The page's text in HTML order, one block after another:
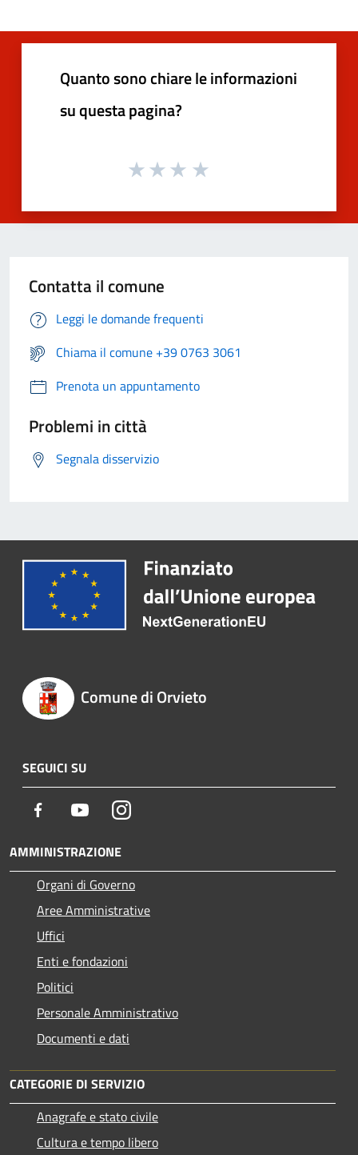
Quanto sono chiare le informazioni
su questa pagina?
Contatta il comune
Leggi le domande frequenti
Chiama il comune +39 0763 3061
Prenota un appuntamento
Problemi in città
Segnala disservizio
Comune di Orvieto
SEGUICI SU
Facebook YoutubeInstagram
AMMINISTRAZIONE
Organi di Governo
Aree Amministrative
Uffici
Enti e fondazioni
Politici
Personale Amministrativo
Documenti e dati
CATEGORIE DI SERVIZIO
Anagrafe e stato civile
Cultura e tempo libero